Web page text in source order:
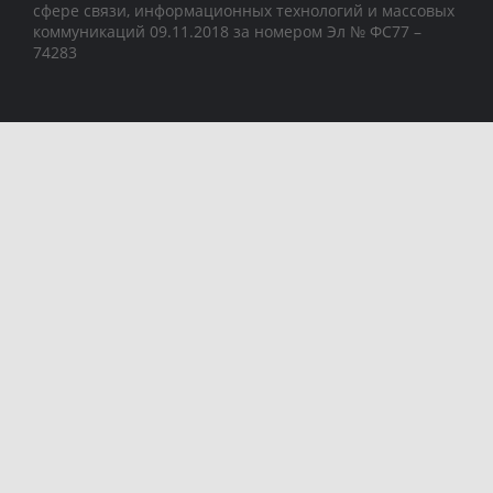
сфере связи, информационных технологий и массовых
коммуникаций 09.11.2018 за номером Эл № ФС77 –
74283